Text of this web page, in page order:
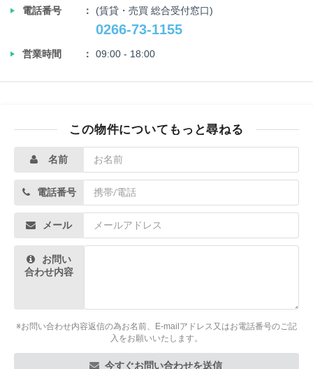
‣
電話番号 (賃貸・売買 総合受付窓口)
0266-73-1155
‣ 営業時間 09:00 - 18:00
この物件についてもっと尋ねる
名前
電話番号
メール
お問い
合わせ内容
※お問い合わせ内容返信の為お名前、E-mailアドレス又はお電話番号のご記
入をお願いいたします。
今すぐお問い合わせを送信